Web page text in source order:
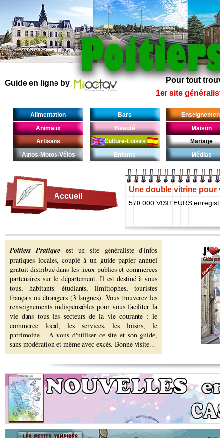
Pour tout
1er site
Guide en ligne by
Alimentation
Animaux
Artisans
Autos-Motos-Vélos
Bars
Beauté
Culture-Loisirs
Enfants
Maison
Mariage
Médias
Accueil
Poitiers Pratique est un site généraliste d'infos
pratiques locales, couplé à un guide papier annuel
gratuit distribué dans les lieux publics et commerces
partenaires sur le département. Il est destiné à vous
tous, habitants, étudiants, limitrophes, touristes
français ou étrangers (3 langues). Vous trouverez les
renseignements indispensables pour vous faciliter la
vie dans tous les secteurs de la vie courante : le
commerce local, les services, les loisirs, le
patrimoine... A vous d'utiliser ce site et son guide,
sans modération et même avec excès. Bonne visite...
Une double vitrine pour
570 000 VISITEURS